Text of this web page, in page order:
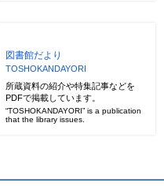
図書館だより
TOSHOKANDAYORI
所蔵資料の紹介や特集記事などを
PDFで掲載しています。
“TOSHOKANDAYORI” is a publication
that the library issues.